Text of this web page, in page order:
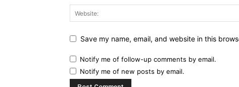
Save my name, email, and website in this
Notify me of follow-up comments by email.
Notify me of new posts by email.